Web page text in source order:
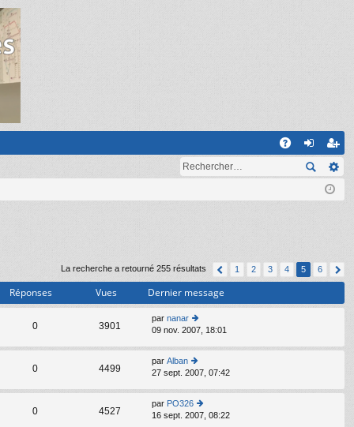
on ns
cri
La recherche a retourné 255 résultats 1 2 3 4 5 6
Réponses Vues Dernier message
0 3901
par nanar
o
s
ult
er
le
d
er
09 nov. 2007, 18:01
0 4499
par Alban
o
ult
er
27 sept. 2007, 07:42
0 4527
par PO326
o
16 sept. 2007, 08:22